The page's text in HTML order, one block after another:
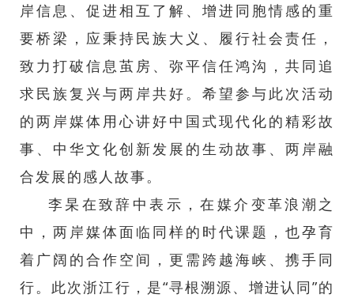
岸信息、促进相互了解、增进同胞情感的重
要桥梁，应秉持民族大义、履行社会责任，
致力打破信息茧房、弥平信任鸿沟，共同追
求民族复兴与两岸共好。希望参与此次活动
的两岸媒体用心讲好中国式现代化的精彩故
事、中华文化创新发展的生动故事、两岸融
合发展的感人故事。
李杲在致辞中表示，在媒介变革浪潮之
中，两岸媒体面临同样的时代课题，也孕育
着广阔的合作空间，更需跨越海峡、携手同
行。此次浙江行，是“寻根溯源、增进认同”的